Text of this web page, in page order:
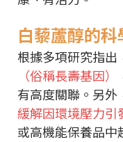
白藜蘆醇的
根據多項研究指出
（俗稱長壽基因）
有高度關聯。另外
緩解因環境壓力引
或高機能保養品中